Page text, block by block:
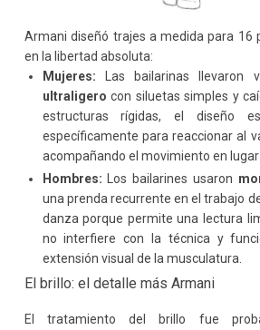
Armani diseñó trajes a medida para 16
en la libertad absoluta:
Mujeres: Las bailarinas llevaron
ultraligero con siluetas simples y
estructuras rígidas, el diseño
específicamente para reaccionar al
acompañando el movimiento en lugar
Hombres: Los bailarines usaron
una prenda recurrente en el trabajo
danza porque permite una lectura
no interfiere con la técnica y
extensión visual de la musculatura.
El brillo: el detalle más Armani
El tratamiento del brillo fue